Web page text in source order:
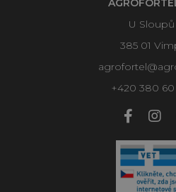
U Sloupů
385 01
+420 380